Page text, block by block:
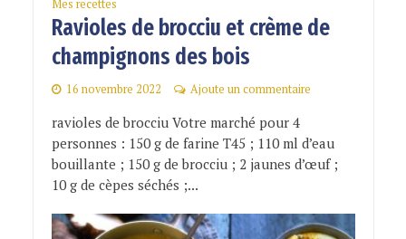
Mes recettes
Ravioles de brocciu et crème de
champignons des bois
16 novembre 2022 Ajoute un commentaire
ravioles de brocciu Votre marché pour 4
personnes : 150 g de farine T45 ; 110 ml d’eau
bouillante ; 150 g de brocciu ; 2 jaunes d’œuf ;
10 g de cèpes séchés ;...